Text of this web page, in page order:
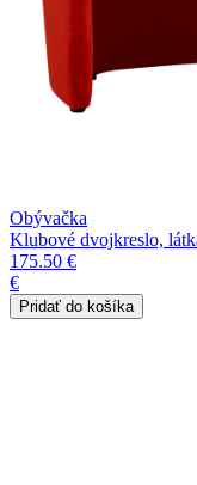
Obývačka
Klubové dvojkreslo,
175.50 €
€